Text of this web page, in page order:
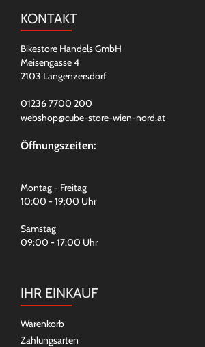
KONTAKT
Bikestore Handels GmbH
Meisengasse 4
2103 Langenzersdorf
01236 7700 200
webshop@cube-store-wien-nord.at
Öffnungszeiten:
Montag - Freitag
10:00 - 19:00 Uhr
Samstag
09:00 - 17:00 Uhr
IHR EINKAUF
Warenkorb
Zahlungsarten